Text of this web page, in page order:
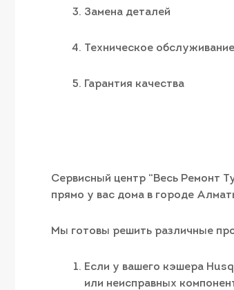
Замена деталей
Техническое обслуживание
Гарантия качества
Cервисный центр “Весь Ремонт
прямо у вас дома в городе
Мы готовы решить различные
Если у вашего кэшера
или неисправных